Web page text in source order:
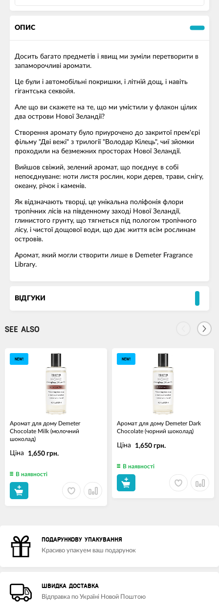
ОПИС
Досить багато предметів і явищ ми зуміли перетворити в
запаморочливі аромати.
Це були і автомобільні покришки, і літній дощ, і навіть
гігантська секвойя.
Але що ви скажете на те, що ми умістили у флакон цілих
два острови Нової Зеландії?
Створення аромату було приурочено до закритої прем'єрі
фільму "Дві вежі" з трилогії "Володар Кілець", чиї зйомки
проходили на безмежних просторах Нової Зеландії.
Вийшов свіжий, зелений аромат, що поєднує в собі
непоєднуване: ноти листя рослин, кори дерев, трави, снігу,
океану, річок і каменів.
Як відзначають творці, це унікальна поліфонія флори
тропічних лісів на південному заході Нової Зеландії,
глинистого грунту, що тягнеться під пологом тропічного
лісу, і чистої дощової води, що дає життя всім рослинам
островів.
Аромат, який могли створити лише в Demeter Fragrance
Library.
ВІДГУКИ
SEE ALSO
NEW!
Аромат для дому Demeter
Chocolate Milk (молочний
шоколад)
Ціна 1,650 грн.
В наявності
NEW!
Аромат для дому Demeter Dark
Chocolate (чорний шоколад)
Ціна 1,650 грн.
В наявності
ПОДАРУНКОВУ УПАКУВАННЯ
Красиво упакуем ваш подарунок
ШВИДКА ДОСТАВКА
Відправка по Україні Новой Поштою